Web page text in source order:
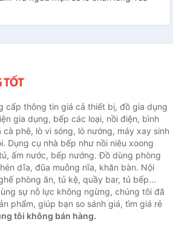
cấp thông tin giá cả thiết bị, đồ gia dụng
gia dụng, bếp các loại, nồi điện, bình
phê, lò vi sóng, lò nướng, máy xay sinh
Dụng cụ nhà bếp như nồi niêu xoong
ấm nước, bếp nướng. Đồ dùng phòng
dĩa, đũa muỗng nĩa, khăn bàn. Nội
phòng ăn, tủ kệ, quầy bar, tủ bếp...
sự nỗ lực không ngừng, chúng tôi đã
phẩm, giúp bạn so sánh giá, tìm giá rẻ
tôi không bán hàng.